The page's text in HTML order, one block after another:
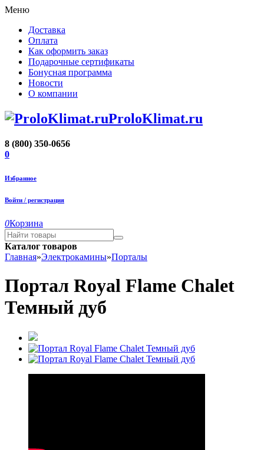
Меню
Доставка
Оплата
Как оформить заказ
Подарочные сертификаты
Бонусная программа
Новости
О компании
ProloKlimat.ru
8 (800) 350-0656
0
Избранное
Войти / регистрация
0Корзина
Каталог товаров
Главная»Электрокамины»Порталы
Портал Royal Flame Chalet
Темный дуб